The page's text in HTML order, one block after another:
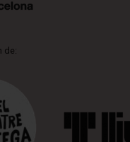
de: